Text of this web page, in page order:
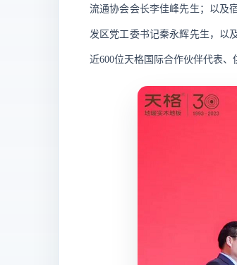
流通协会会长李佳峰先生；以及
发区党工委书记秦永辉先生，以
近600位天格国际合作伙伴代表